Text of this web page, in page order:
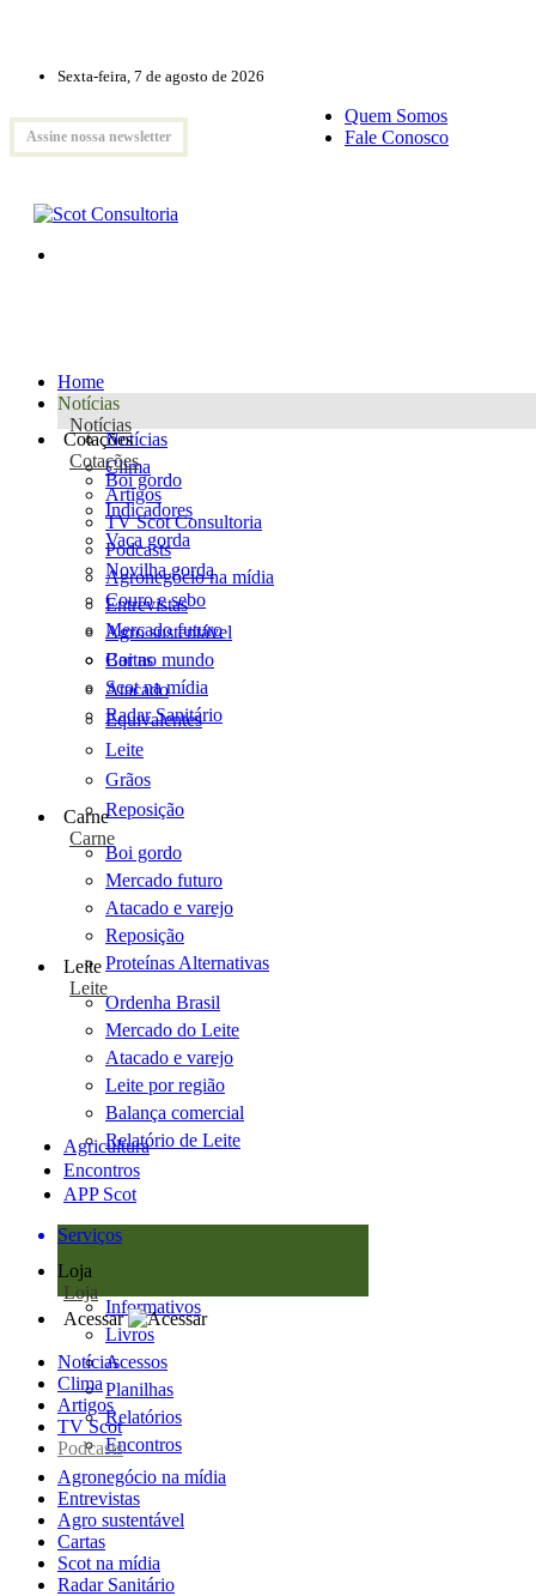
Sexta-feira, 7 de agosto de 2026
Assine nossa newsletter
Quem Somos
Fale Conosco
Home
Notícias
Notícias
Notícias
Clima
Artigos
TV Scot Consultoria
Podcasts
Agronegócio na mídia
Entrevistas
Agro sustentável
Cartas
Scot na mídia
Radar Sanitário
Cotações
Cotações
Boi gordo
Indicadores
Vaca gorda
Novilha gorda
Couro e sebo
Mercado futuro
Boi no mundo
Atacado
Equivalentes
Leite
Grãos
Reposição
Carne
Carne
Boi gordo
Mercado futuro
Atacado e varejo
Reposição
Proteínas Alternativas
Leite
Leite
Ordenha Brasil
Mercado do Leite
Atacado e varejo
Leite por região
Balança comercial
Relatório de Leite
Agricultura
Encontros
APP Scot
Serviços
Loja
Loja
Informativos
Livros
Acessos
Planilhas
Relatórios
Encontros
Acessar
Notícias
Clima
Artigos
TV Scot
Podcasts
Agronegócio na mídia
Entrevistas
Agro sustentável
Cartas
Scot na mídia
Radar Sanitário